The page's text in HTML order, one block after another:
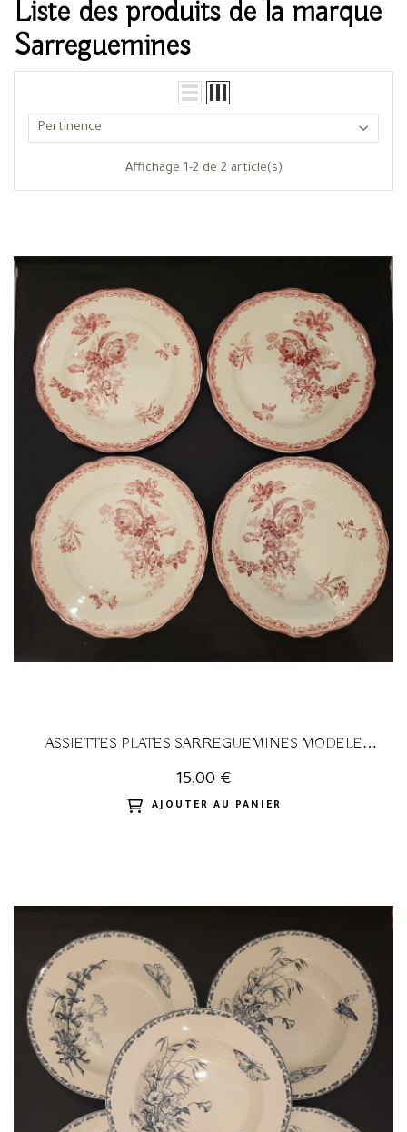
Liste des produits de la marque
Sarreguemines
Pertinence
Affichage 1-2 de 2 article(s)
ASSIETTES PLATES SARREGUEMINES MODELE
15,00 €
AJOUTER AU PANIER